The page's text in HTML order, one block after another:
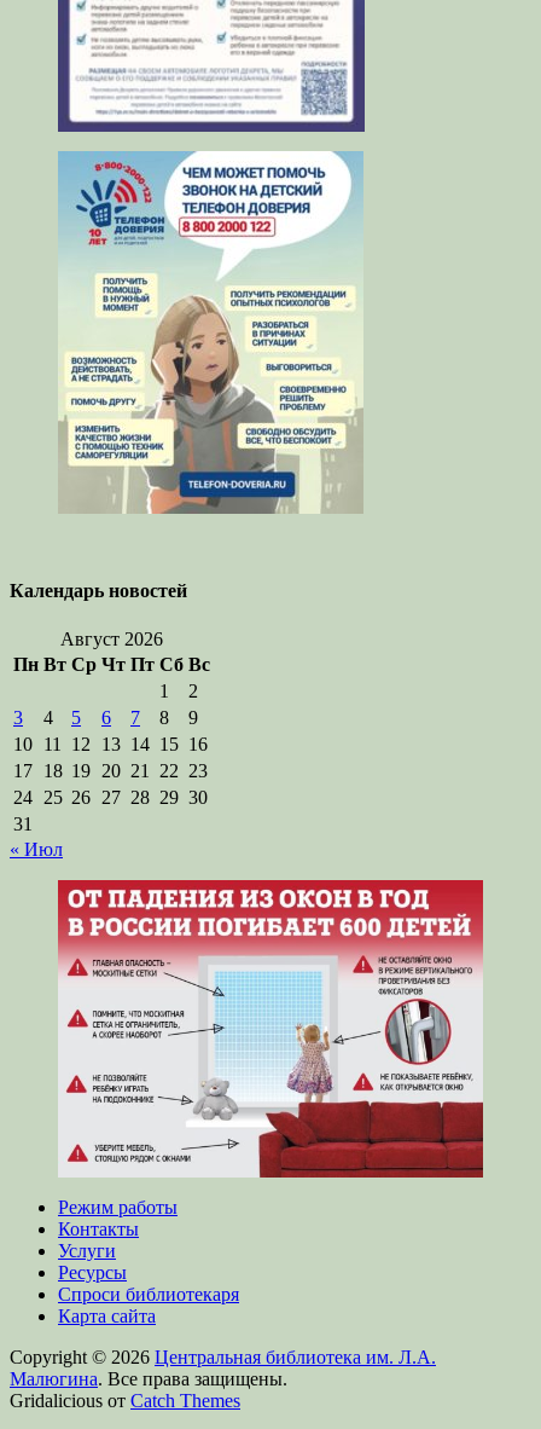
Календарь новостей
Август 2026
Пн Вт Ср Чт Пт Сб Вс
1
2
3
4 5 6 7 8
9
10 11 12 13 14 15 16
17 18 19 20 21 22 23
24 25 26 27 28 29 30
31
« Июл
Режим работы
Контакты
Услуги
Ресурсы
Спроси библиотекаря
Карта сайта
Copyright © 2026 Центральная библиотека им. Л.А.
Малюгина. Все права защищены.
Gridalicious от Catch Themes